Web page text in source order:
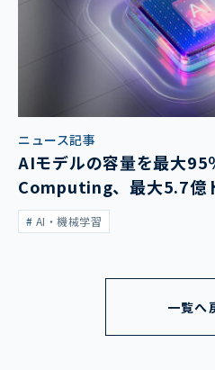
ニュース記事
AIモデルの容量を最大
Computing、最大5.7億
表AI・機械学習
一覧へ